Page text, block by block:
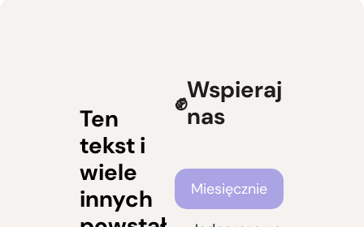
Ten
tekst i
wiele
innych
Wspieraj
nas
Częstotliwość wsparcia
Miesięcznie